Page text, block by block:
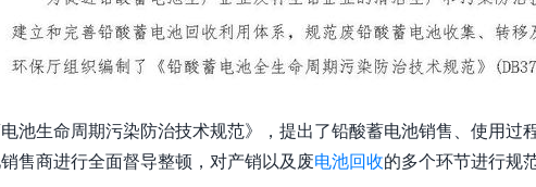
池生命周期污染防治技术规范》，提出了铅酸蓄电池销售、使用过
售商进行全面督导整顿，对产销以及废电池回收的多个环节进行规